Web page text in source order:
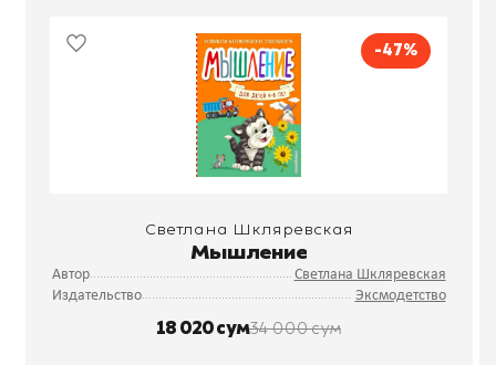
-47%
Светлана Шкляревская
Мышление
Автор
Светлана Шкляревская
Издательство
Эксмодетство
18 020 сум34 000 сум